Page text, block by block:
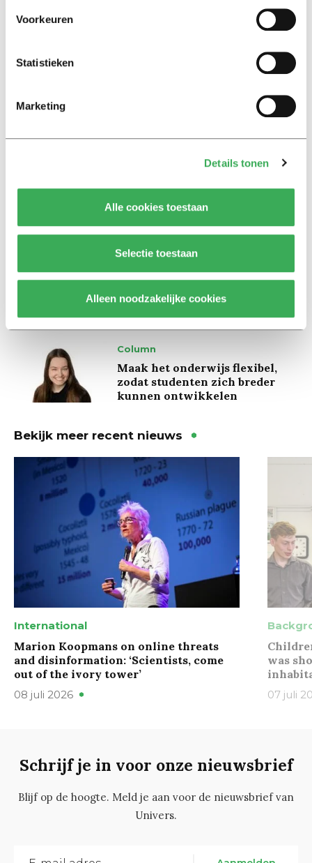
Voorkeuren
Statistieken
Marketing
Details tonen
Alle cookies toestaan
Selectie toestaan
Alleen noodzakelijke cookies
Marion Koopmans over online
bedreigingen en desinformatie:
Kinderen spelen de Zero
kregen er een paar miljoen
inwoners bij’
Achtergrond
slaapmiddelen: zo komen
studenten de tentamenperiode
Column
Maak het onderwijs flexibel,
zodat studenten zich breder
kunnen ontwikkelen
Bekijk meer recent nieuws
International
Marion Koopmans on online threats
and disinformation: ‘Scientists, come
out of the ivory tower’
08 juli 2026
was
07 juli
Schrijf je in voor onze nieuwsbrief
Blijf op de hoogte. Meld je aan voor de nieuwsbrief van
Univers.